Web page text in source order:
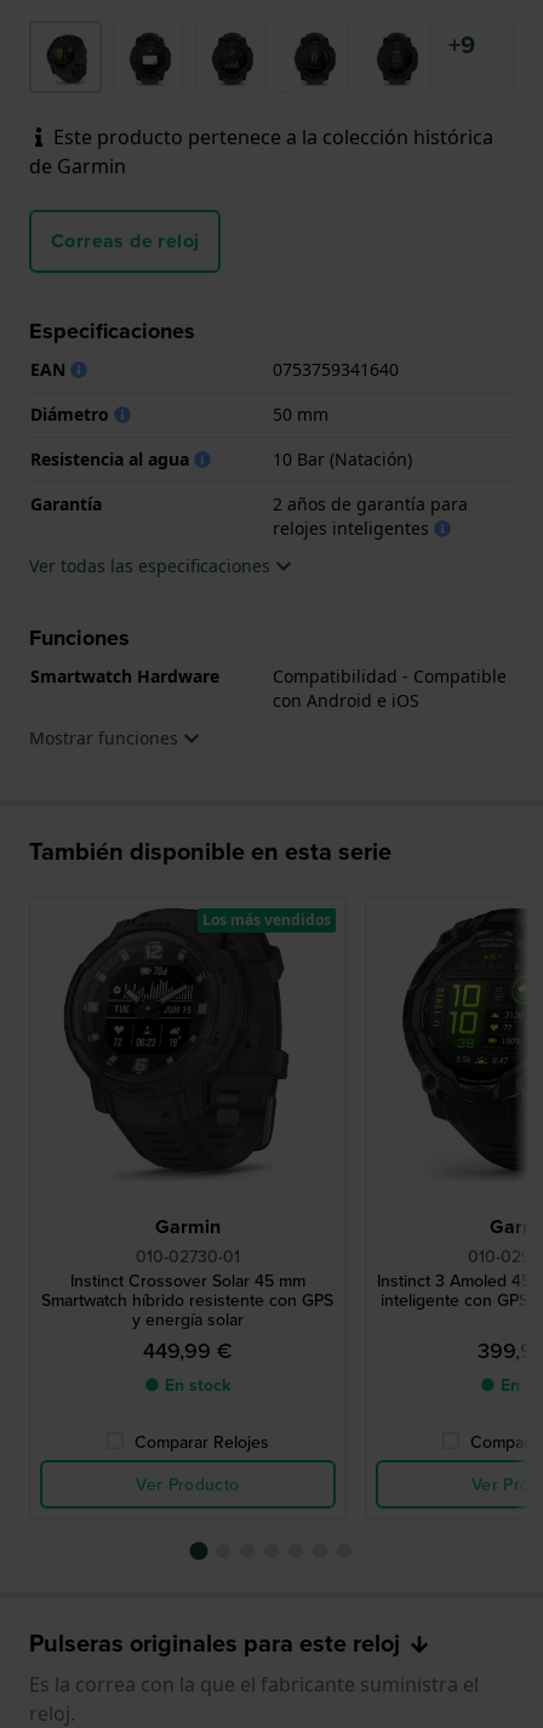
+9
Este producto pertenece a la colección histórica
de Garmin
Correas de reloj
Especificaciones
EAN
0753759341640
Diámetro
50 mm
Resistencia al agua
10 Bar (Natación)
Garantía
2 años de garantía para
relojes inteligentes
Ver todas las especificaciones
Funciones
Smartwatch Hardware
Compatibilidad - Compatible
con Android e iOS
Mostrar funciones
También disponible en esta serie
Garmin
010-02730-01
Instinct Crossover Solar 45 mm
Smartwatch híbrido resistente con GPS
y energía solar
449,99 €
● En stock
Comparar Relojes
Ver Producto
Los más vendidos
010-
Instinct 3 Amoled 45
inteligente con GPS
● En
Ver
Pulseras originales para este reloj
Es la correa con la que el fabricante suministra el
reloj.